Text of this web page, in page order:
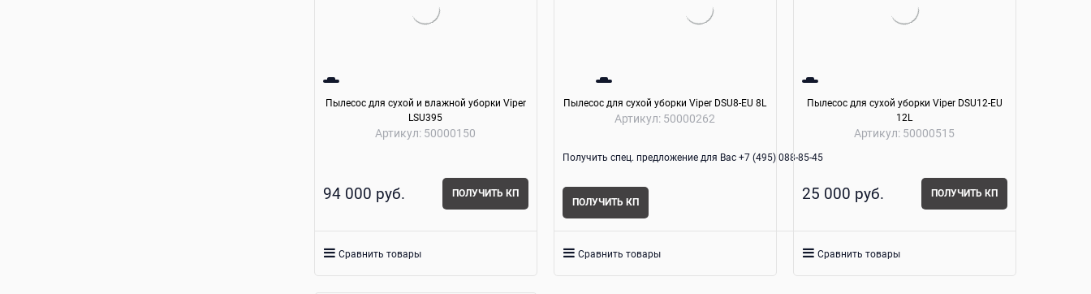
Пылесос для сухой и влажной уборки Viper
LSU395
Артикул: 50000150
94 000 руб. ПОЛУЧИТЬ КП
Сравнить товары
Пылесос для сухой уборки Viper DSU8-EU 8L
Артикул: 50000262
Получить спец. предложение для Вас +7 (495) 088-85-45
ПОЛУЧИТЬ КП
Сравнить товары
Пылесос для сухой уборки Viper DSU12-EU
12L
Артикул: 50000515
25 000 руб. ПОЛУЧИТЬ КП
Сравнить товары